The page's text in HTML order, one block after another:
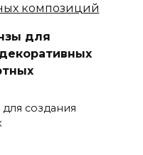
для
создания